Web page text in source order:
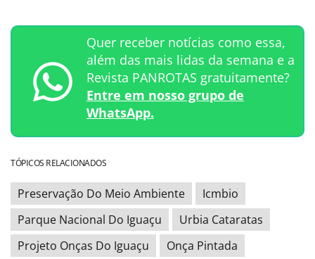
Quer receber notícias como essa,
além das mais lidas da semana e a
Revista PANROTAS gratuitamente?
Entre em nosso grupo de
WhatsApp.
TÓPICOS RELACIONADOS
Preservação Do Meio Ambiente
Icmbio
Parque Nacional Do Iguaçu
Urbia Cataratas
Projeto Onças Do Iguaçu
Onça Pintada